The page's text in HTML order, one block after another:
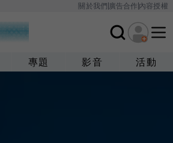
關於我們廣告合作內容授權
專題 影音 活動